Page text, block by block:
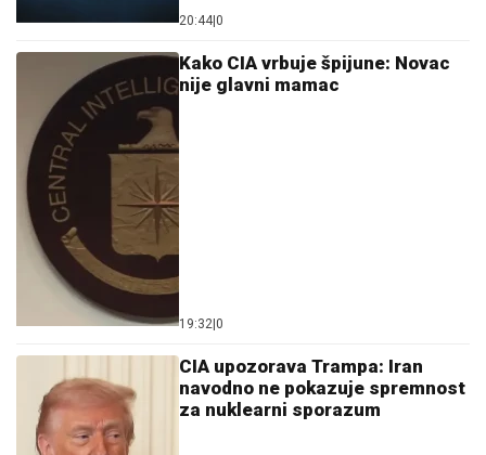
20:44 0
Kako CIA vrbuje špijune: Novac
nije glavni mamac
19:32 0
CIA upozorava Trampa: Iran
navodno ne pokazuje spremnost
za nuklearni sporazum